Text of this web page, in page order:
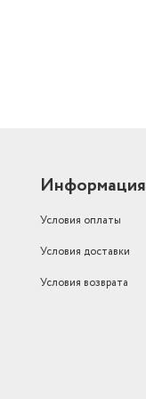
Информация
Условия оплаты
Условия доставки
Условия возврата